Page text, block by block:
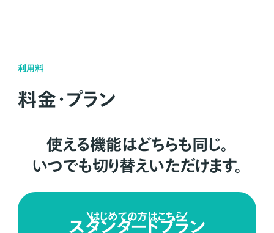
利用料
料金・プラン
使える機能はどちらも同じ。
いつでも切り替えいただけます。
はじめての方はこちら
スタンダードプラン